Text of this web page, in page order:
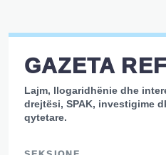
GAZETA
Lajm, llogaridhënie dhe
drejtësi, SPAK, investigime
qytetare.